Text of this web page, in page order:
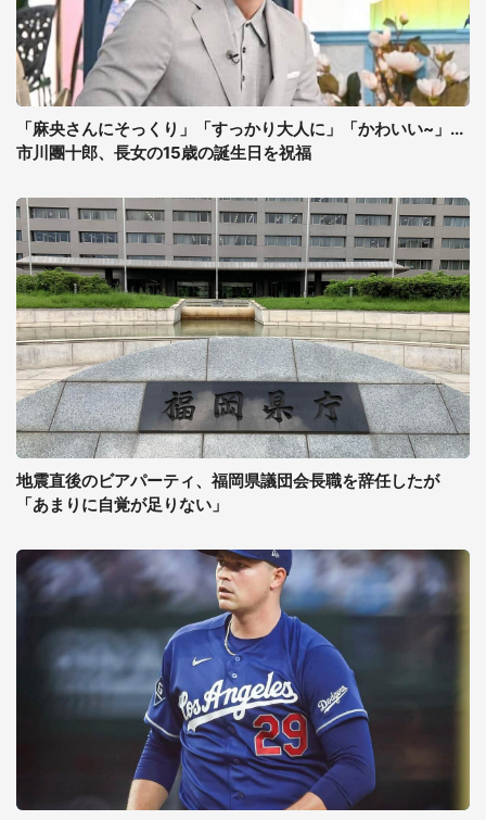
「麻央さんにそっくり」「すっかり大人に」「かわいい~」...
市川團十郎、長女の15歳の誕生日を祝福
地震直後のビアパーティ、福岡県議団会長職を辞任したが
「あまりに自覚が足りない」